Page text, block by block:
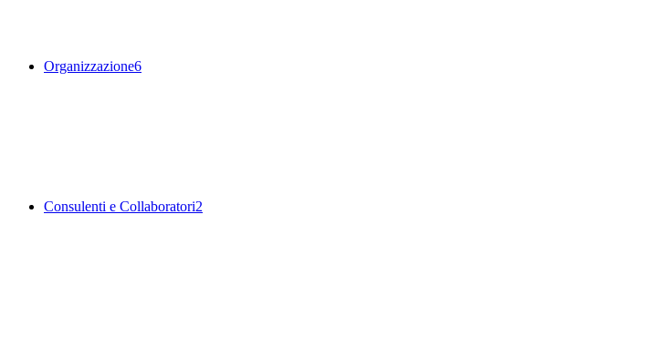
Organizzazione6
Consulenti e Collaboratori2